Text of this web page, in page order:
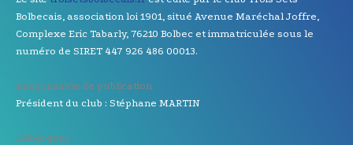
Bolbecais, association loi 1901, situé Avenue Maréchal Joffre,
Complexe Eric Tabarly, 76210 Bolbec et immatriculée sous le
numéro de SIRET 447 926 486 00013.
Responsable de publication
Président du club : Stéphane MARTIN
Hébergeur